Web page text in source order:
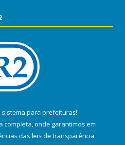
sistema para prefeituras!
completa, onde garantimos em
das leis de transparência